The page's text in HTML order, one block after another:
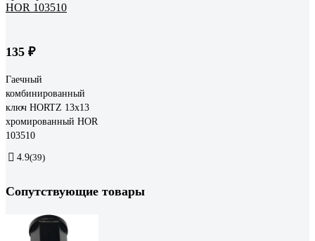
135 ₽
Гаечный
комбинированный
ключ HORTZ 13x13
хромированный HOR
103510
4.9(39)
Сопутствующие товары